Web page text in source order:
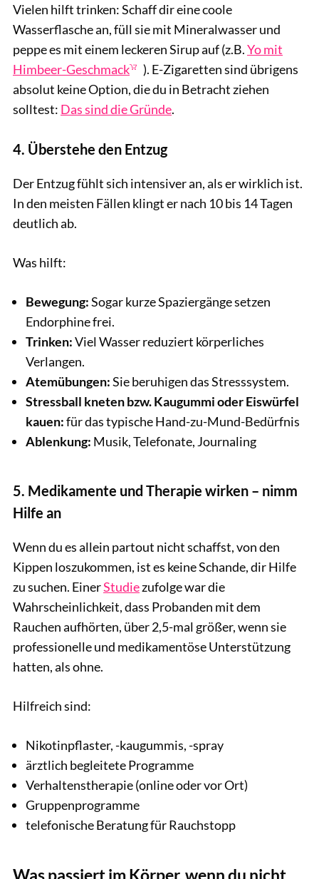
Vielen hilft trinken: Schaff dir eine coole
Wasserflasche an, füll sie mit Mineralwasser und
peppe es mit einem leckeren Sirup auf (z.B.Yo mit
Himbeer-Geschmack
). E-Zigaretten sind übrigens
absolut keine Option, die du in Betracht ziehen
solltest: Das sind die Gründe.
4. Überstehe den Entzug
Der Entzug fühlt sich intensiver an, als er wirklich ist.
In den meisten Fällen klingt er nach 10 bis 14 Tagen
deutlich ab.
Was hilft:
Bewegung:Sogar kurze Spaziergänge setzen
Endorphine frei.
Trinken:Viel Wasser reduziert körperliches
Verlangen.
Atemübungen:Sie beruhigen das Stresssystem.
Stressball kneten bzw. Kaugummi oder Eiswürfel
kauen:für das typische Hand-zu-Mund-Bedürfnis
Ablenkung: Musik, Telefonate, Journaling
5. Medikamente und Therapie wirken – nimm
Hilfe an
Wenn du es allein partout nicht schaffst, von den
Kippen loszukommen, ist es keine Schande, dir Hilfe
zu suchen. EinerStudiezufolge war die
Wahrscheinlichkeit, dass Probanden mit dem
Rauchen aufhörten, über 2,5-mal größer, wenn sie
professionelle und medikamentöse Unterstützung
hatten, als ohne.
Hilfreich sind:
Nikotinpflaster, -kaugummis, -spray
ärztlich begleitete Programme
Verhaltenstherapie (online oder vor Ort)
Gruppenprogramme
telefonische Beratung für Rauchstopp
Was passiert im Körper, wenn du nicht